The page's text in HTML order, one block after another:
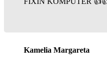
Kamelia Margareta